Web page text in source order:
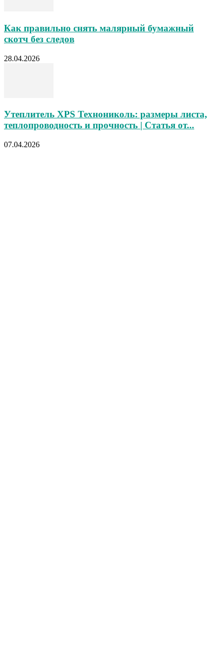
Как правильно снять малярный бумажный
скотч без следов
28.04.2026
Утеплитель XPS Технониколь: размеры листа,
теплопроводность и прочность | Статья от...
07.04.2026